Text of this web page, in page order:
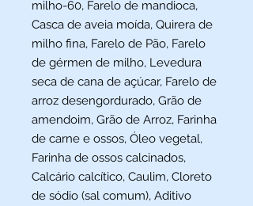
milho-60, Farelo de mandioca,
Casca de aveia moída, Quirera de
milho fina, Farelo de Pão, Farelo
de gérmen de milho, Levedura
seca de cana de açúcar, Farelo de
arroz desengordurado, Grão de
amendoim, Grão de Arroz, Farinha
de carne e ossos, Óleo vegetal,
Farinha de ossos calcinados,
Calcário calcítico, Caulim, Cloreto
de sódio (sal comum), Aditivo